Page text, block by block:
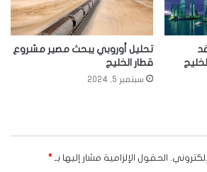
تحليل أوروبي يبحث مصير مشروع
قطار الخليج
سبتمبر 5, 2024
الحقول الإلزامية مشار إليها بـ *